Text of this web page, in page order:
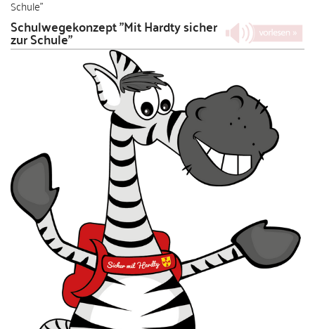
Schule"
Schulwegekonzept "Mit Hardty sicher
zur Schule"